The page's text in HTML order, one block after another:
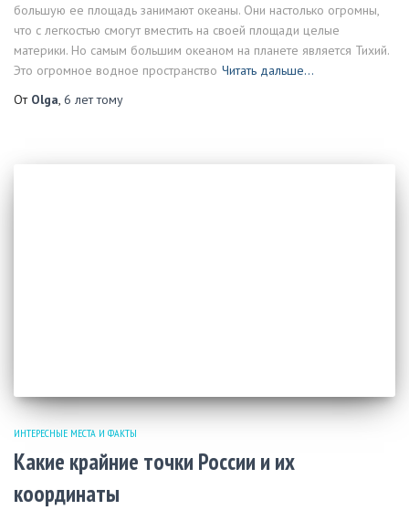
большую ее площадь занимают океаны. Они настолько огромны,
что с легкостью смогут вместить на своей площади целые
материки. Но самым большим океаном на планете является Тихий.
Это огромное водное пространство Читать дальше…
От Olga 6 леттому
ИНТЕРЕСНЫЕ МЕСТА И ФАКТЫ
Какие крайние точки России и их
координаты